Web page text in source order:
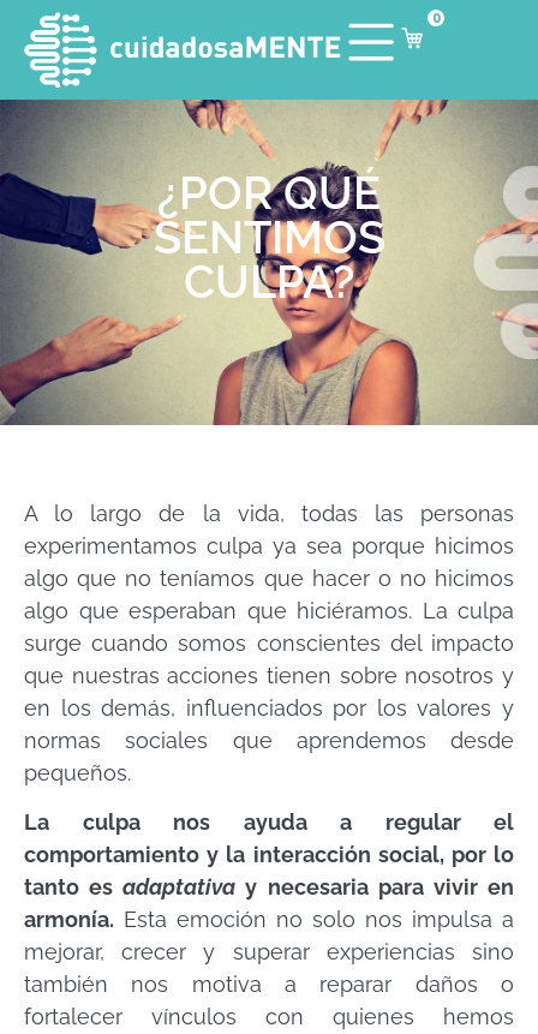
0
¿POR QUÉ
SENTIMOS
CULPA?
A lo largo de la vida, todas las personas
experimentamos culpa ya sea porque hicimos
algo que no teníamos que hacer o no hicimos
algo que esperaban que hiciéramos. La culpa
surge cuando somos conscientes del impacto
que nuestras acciones tienen sobre nosotros y
en los demás, influenciados por los valores y
normas sociales que aprendemos desde
pequeños.
La culpa nos ayuda a regular el
comportamiento y la interacción social, por lo
tanto esadaptativa y necesaria para vivir en
armonía. Esta emoción no solo nos impulsa a
mejorar, crecer y superar experiencias sino
también nos motiva a reparar daños o
fortalecer vínculos con quienes hemos